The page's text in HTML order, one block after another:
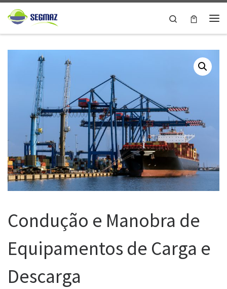
Skip to content
Search
Condução e Manobra de
Equipamentos de Carga e
Descarga